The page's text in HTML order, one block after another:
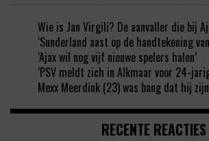
Wie is Jan Virgili? De aanvaller die bij
‘Sunderland aast op de handtekening
‘Ajax wil nog vijf nieuwe spelers halen’
‘PSV meldt zich in Alkmaar voor 24-
Mexx Meerdink (23) was bang dat hij
RECENTE REACTIES